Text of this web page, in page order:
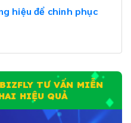
hiệu để chinh phục
TƯ VẤN MIỄN
HIỆU QUẢ